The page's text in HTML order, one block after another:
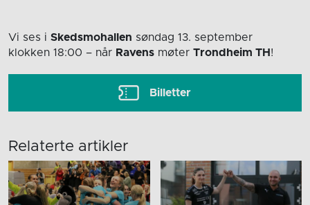
Vi ses i Skedsmohallen søndag 13. september
klokken 18:00 – når Ravens møter Trondheim TH !
Billetter
Relaterte artikler